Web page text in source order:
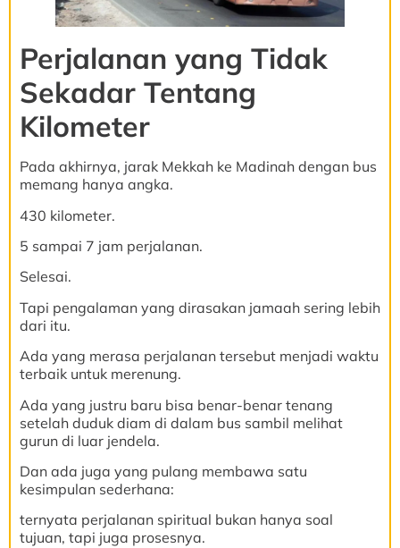
Perjalanan yang Tidak
Sekadar Tentang
Kilometer
Pada akhirnya, jarak Mekkah ke Madinah dengan bus
memang hanya angka.
430 kilometer.
5 sampai 7 jam perjalanan.
Selesai.
Tapi pengalaman yang dirasakan jamaah sering lebih
dari itu.
Ada yang merasa perjalanan tersebut menjadi waktu
terbaik untuk merenung.
Ada yang justru baru bisa benar-benar tenang
setelah duduk diam di dalam bus sambil melihat
gurun di luar jendela.
Dan ada juga yang pulang membawa satu
kesimpulan sederhana:
ternyata perjalanan spiritual bukan hanya soal
tujuan, tapi juga prosesnya.